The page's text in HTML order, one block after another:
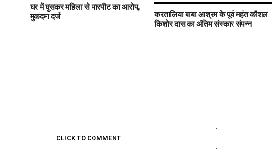
घर में घुसकर महिला से मारपीट का आरोप,
मुकदमा दर्ज करतालिया बाबा आश्रम के पूर्व महंत कौशल
किशोर दास का अंतिम संस्कार संपन्न
CLICK TO COMMENT